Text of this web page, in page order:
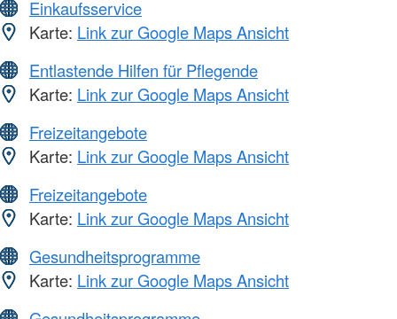
Einkaufsservice
Karte: Link zur Google Maps Ansicht
Entlastende Hilfen für Pflegende
Karte: Link zur Google Maps Ansicht
Freizeitangebote
Karte: Link zur Google Maps Ansicht
Freizeitangebote
Karte: Link zur Google Maps Ansicht
Gesundheitsprogramme
Karte: Link zur Google Maps Ansicht